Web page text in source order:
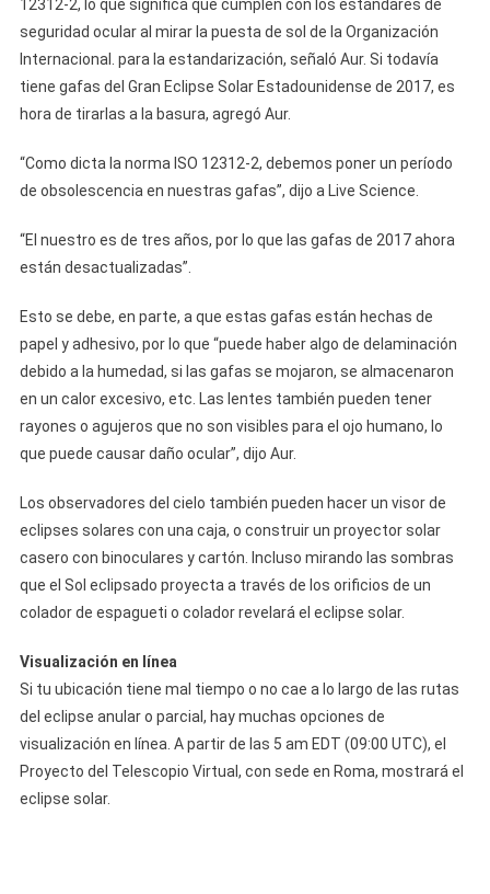
12312-2, lo que significa que cumplen con los estándares de
seguridad ocular al mirar la puesta de sol de la Organización
Internacional. para la estandarización, señaló Aur. Si todavía
tiene gafas del Gran Eclipse Solar Estadounidense de 2017, es
hora de tirarlas a la basura, agregó Aur.
“Como dicta la norma ISO 12312-2, debemos poner un período
de obsolescencia en nuestras gafas”, dijo a Live Science.
“El nuestro es de tres años, por lo que las gafas de 2017 ahora
están desactualizadas”.
Esto se debe, en parte, a que estas gafas están hechas de
papel y adhesivo, por lo que “puede haber algo de delaminación
debido a la humedad, si las gafas se mojaron, se almacenaron
en un calor excesivo, etc. Las lentes también pueden tener
rayones o agujeros que no son visibles para el ojo humano, lo
que puede causar daño ocular”, dijo Aur.
Los observadores del cielo también pueden hacer un visor de
eclipses solares con una caja, o construir un proyector solar
casero con binoculares y cartón. Incluso mirando las sombras
que el Sol eclipsado proyecta a través de los orificios de un
colador de espagueti o colador revelará el eclipse solar.
Visualización en línea
Si tu ubicación tiene mal tiempo o no cae a lo largo de las rutas
del eclipse anular o parcial, hay muchas opciones de
visualización en línea. A partir de las 5 am EDT (09:00 UTC), el
Proyecto del Telescopio Virtual, con sede en Roma, mostrará el
eclipse solar.